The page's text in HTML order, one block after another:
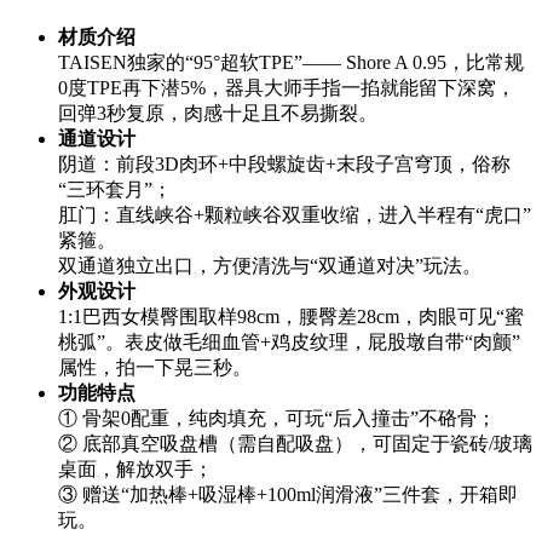
材质介绍
TAISEN独家的“95°超软TPE”—— Shore A 0.95，比常规
0度TPE再下潜5%，器具大师手指一掐就能留下深窝，
回弹3秒复原，肉感十足且不易撕裂。
通道设计
阴道：前段3D肉环+中段螺旋齿+末段子宫穹顶，俗称
“三环套月”；
肛门：直线峡谷+颗粒峡谷双重收缩，进入半程有“虎口”
紧箍。
双通道独立出口，方便清洗与“双通道对决”玩法。
外观设计
1:1巴西女模臀围取样98cm，腰臀差28cm，肉眼可见“蜜
桃弧”。表皮做毛细血管+鸡皮纹理，屁股墩自带“肉颤”
属性，拍一下晃三秒。
功能特点
① 骨架0配重，纯肉填充，可玩“后入撞击”不硌骨；
② 底部真空吸盘槽（需自配吸盘），可固定于瓷砖/玻璃
桌面，解放双手；
③ 赠送“加热棒+吸湿棒+100ml润滑液”三件套，开箱即
玩。